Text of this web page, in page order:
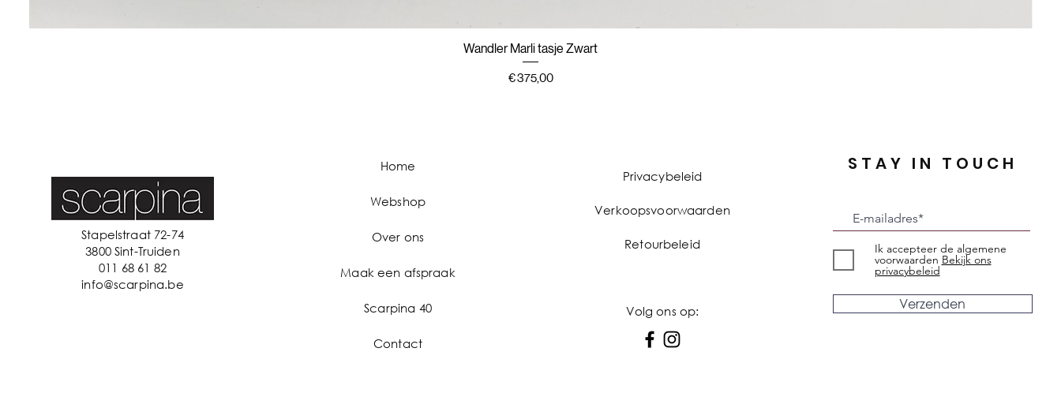
Snel overzicht
Wandler Marli tasje Zwart
Prijs
€ 375,00
Stapelstraat 72-74
3800 Sint-Truiden
011 68 61 82
info@scarpina.be
Home
Webshop
Over ons
Maak een afspraak
Scarpina 40
Contact
Privacybeleid
Verkoopsvoorwaarden
Retourbeleid
Volg ons op:
STAY IN TOUCH
Ik accepteer de algemene
voorwaarden Bekijk ons
privacybeleid
Verzenden